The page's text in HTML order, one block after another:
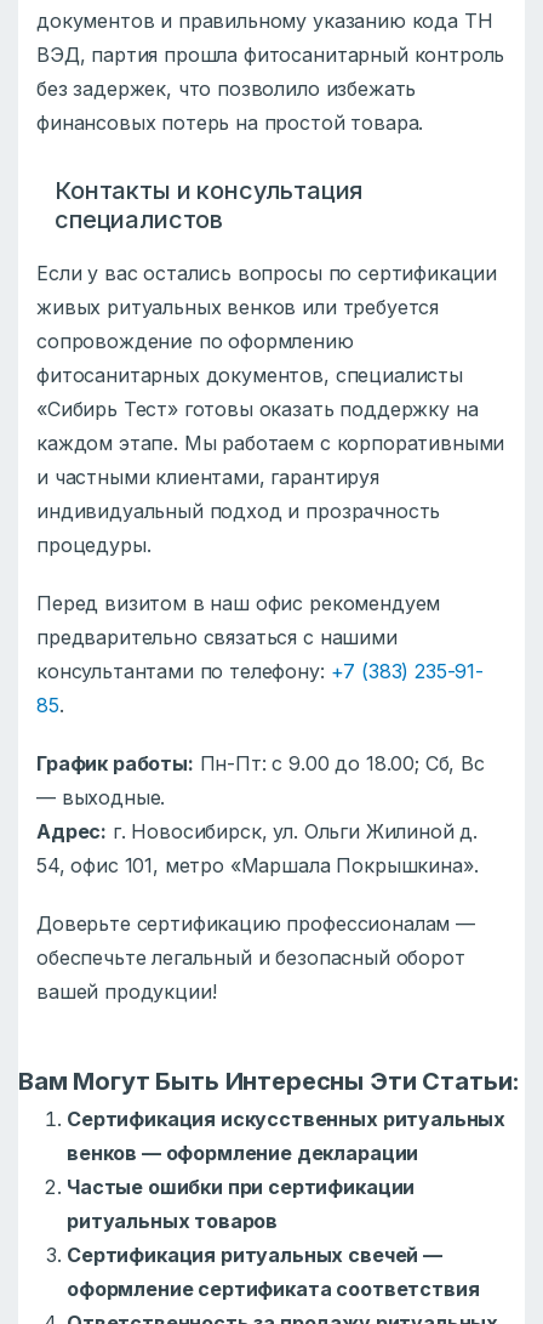
документов и правильному указанию кода ТН
ВЭД, партия прошла фитосанитарный контроль
без задержек, что позволило избежать
финансовых потерь на простой товара.
Контакты и консультация
специалистов
Если у вас остались вопросы по сертификации
живых ритуальных венков или требуется
сопровождение по оформлению
фитосанитарных документов, специалисты
«Сибирь Тест» готовы оказать поддержку на
каждом этапе. Мы работаем с корпоративными
и частными клиентами, гарантируя
индивидуальный подход и прозрачность
процедуры.
Перед визитом в наш офис рекомендуем
предварительно связаться с нашими
консультантами по телефону: +7 (383) 235-91-
85.
График работы: Пн-Пт: с 9.00 до 18.00; Сб, Вс
— выходные.
Адрес: г. Новосибирск, ул. Ольги Жилиной д.
54, офис 101, метро «Маршала Покрышкина».
Доверьте сертификацию профессионалам —
обеспечьте легальный и безопасный оборот
вашей продукции!
Вам Могут Быть Интересны Эти Статьи:
Сертификация искусственных ритуальных
венков — оформление декларации
Частые ошибки при сертификации
ритуальных товаров
Сертификация ритуальных свечей —
оформление сертификата соответствия